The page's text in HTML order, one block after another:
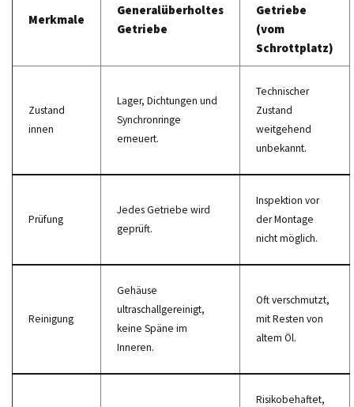
Merkmale
Generalüberholtes
Getriebe
Getriebe
(vom
Schrottplatz)
Zustand
innen
Lager, Dichtungen und
Synchronringe
erneuert.
Technischer
Zustand
weitgehend
unbekannt.
Prüfung
Jedes Getriebe wird
geprüft.
Inspektion vor
der Montage
nicht möglich.
Reinigung
Gehäuse
ultraschallgereinigt,
keine Späne im
Inneren.
Oft verschmutzt,
mit Resten von
altem Öl.
Risikobehaftet,